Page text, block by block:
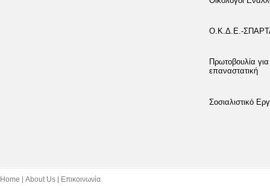
Ο.Κ.Δ.Ε.-
Πρωτοβουλία
επαναστατική
Σοσιαλιστικό
Home About Us Επικοινωνία